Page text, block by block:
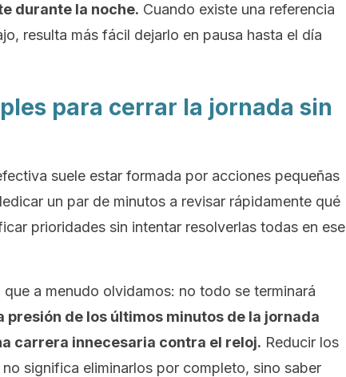
durante la noche. Cuando existe una referencia
resulta más fácil dejarlo en pausa hasta el día
para cerrar la jornada sin
suele estar formada por acciones pequeñas
un par de minutos a revisar rápidamente qué
prioridades sin intentar resolverlas todas en ese
a menudo olvidamos: no todo se terminará
presión de los últimos minutos de la jornada
carrera innecesaria contra el reloj. Reducir los
significa eliminarlos por completo, sino saber